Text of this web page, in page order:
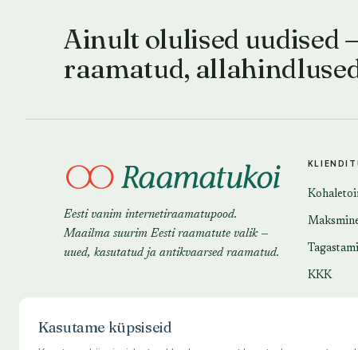
Ainult olulised uudised
raamatud,
Eesti vanim internetiraamatupood.
Maailma suurim Eesti raamatute valik —
uued, kasutatud ja antikvaarsed raamatud.
KKK
Kasutame küpsiseid